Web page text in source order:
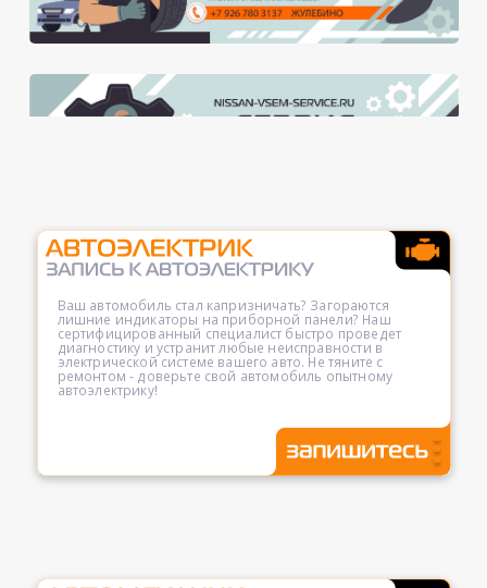
Ваш автомобиль стал капризничать? Загораются
лишние индикаторы на приборной панели? Наш
сертифицированный специалист быстро проведет
диагностику и устранит любые неисправности в
электрической системе вашего авто. Не тяните с
ремонтом - доверьте свой автомобиль опытному
автоэлектрику!